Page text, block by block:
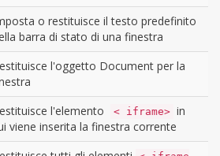
o restituisce il testo predefinito
barra di stato di una finestra
l'oggetto Document per la
l'elemento < iframe> in
viene inserita la finestra corrente